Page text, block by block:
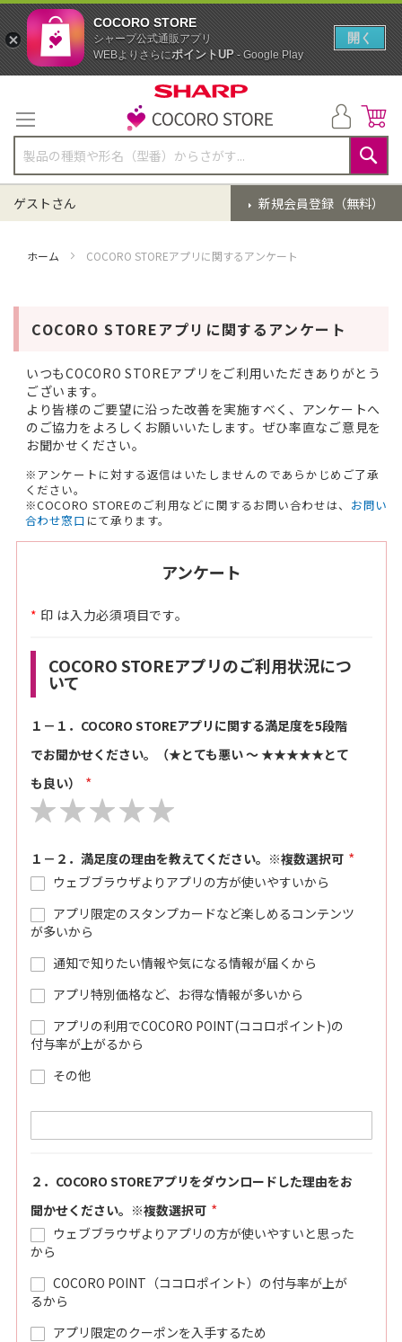
テ
ン
ツ
に
キ
検
索
新規会員登録（無料）
ゲストさん
ホーム COCORO STOREアプリに関するアンケート
COCORO STOREアプリに関するアンケート
いつもCOCORO STOREアプリをご利用いただきありがとう
ございます。
より皆様のご要望に沿った改善を実施すべく、アンケートへ
のご協力をよろしくお願いいたします。ぜひ率直なご意見を
お聞かせください。
※アンケートに対する返信はいたしませんのであらかじめご了承
ください。
※COCORO STOREのご利用などに関するお問い合わせは、 お問い
合わせ窓口 にて承ります。
アンケート
* 印 は入力必須項目です。
COCORO STOREアプリのご利用状況につ
いて
１－１．COCORO STOREアプリに関する満足度を5段階
でお聞かせください。（★とても悪い ～ ★★★★★とて
も良い）
1
star
2
stars
3
stars
4
stars
１－２．満足度の理由を教えてください。※複数選択可
ウェブブラウザよりアプリの方が使いやすいから
アプリ限定のスタンプカードなど楽しめるコンテンツ
が多いから
通知で知りたい情報や気になる情報が届くから
アプリ特別価格など、お得な情報が多いから
アプリの利用でCOCORO POINT(ココロポイント)の
付与率が上がるから
その他
２．COCORO STOREアプリをダウンロードした理由をお
聞かせください。※複数選択可
ウェブブラウザよりアプリの方が使いやすいと思った
から
COCORO POINT（ココロポイント）の付与率が上が
るから
アプリ限定のクーポンを入手するため
COCORO STORE
シャープ公式通販アプリ
WEBよりさらにポイントUP- Google Play
開く